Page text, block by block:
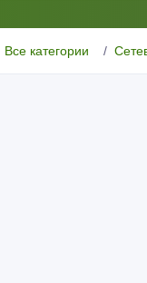
Все категории